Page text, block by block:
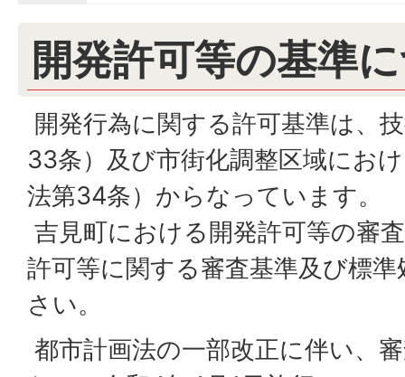
開発許可等の基準
開発行為に関する許可基準は、
33条）及び市街化調整区域にお
法第34条）からなっています。
吉見町における開発許可等の審
許可等に関する審査基準及び標
さい。
都市計画法の一部改正に伴い、